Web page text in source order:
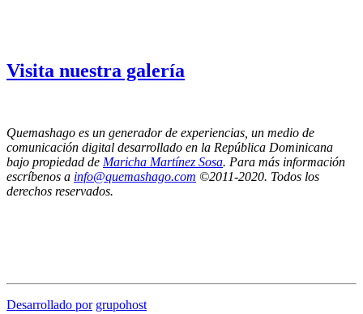
Visita nuestra galería
Quemashago es un generador de experiencias, un medio de
comunicación digital desarrollado en la República Dominicana
bajo propiedad de Maricha Martínez Sosa. Para más información
escríbenos a info@quemashago.com ©2011-2020. Todos los
derechos reservados.
Desarrollado por grupohost